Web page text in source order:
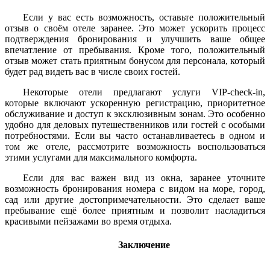
Если у вас есть возможность, оставьте положительный
отзыв о своём отеле заранее. Это может ускорить процесс
подтверждения бронирования и улучшить ваше общее
впечатление от пребывания. Кроме того, положительный
отзыв может стать приятным бонусом для персонала, который
будет рад видеть вас в числе своих гостей.
Некоторые отели предлагают услуги VIP-check-in,
которые включают ускоренную регистрацию, приоритетное
обслуживание и доступ к эксклюзивным зонам. Это особенно
удобно для деловых путешественников или гостей с особыми
потребностями. Если вы часто останавливаетесь в одном и
том же отеле, рассмотрите возможность воспользоваться
этими услугами для максимального комфорта.
Если для вас важен вид из окна, заранее уточните
возможность бронирования номера с видом на море, город,
сад или другие достопримечательности. Это сделает ваше
пребывание ещё более приятным и позволит насладиться
красивыми пейзажами во время отдыха.
Заключение